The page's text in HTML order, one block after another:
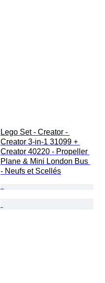
Lego Set - Creator -
Creator 3-in-1 31099 +
Creator 40220 - Propeller
Plane & Mini London Bus
- Neufs et Scellés